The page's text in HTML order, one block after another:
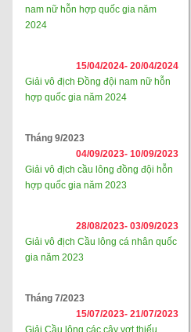
nam nữ hỗn hợp quốc gia năm
2024
15/04/2024- 20/04/2024
Giải vô địch Đồng đội nam nữ hỗn
hợp quốc gia năm 2024
Tháng 9/2023
04/09/2023- 10/09/2023
Giải vô địch cầu lông đồng đội hỗn
hợp quốc gia năm 2023
28/08/2023- 03/09/2023
Giải vô địch Cầu lông cá nhân quốc
gia năm 2023
Tháng 7/2023
15/07/2023- 21/07/2023
Giải Cầu lông các cây vợt thiếu